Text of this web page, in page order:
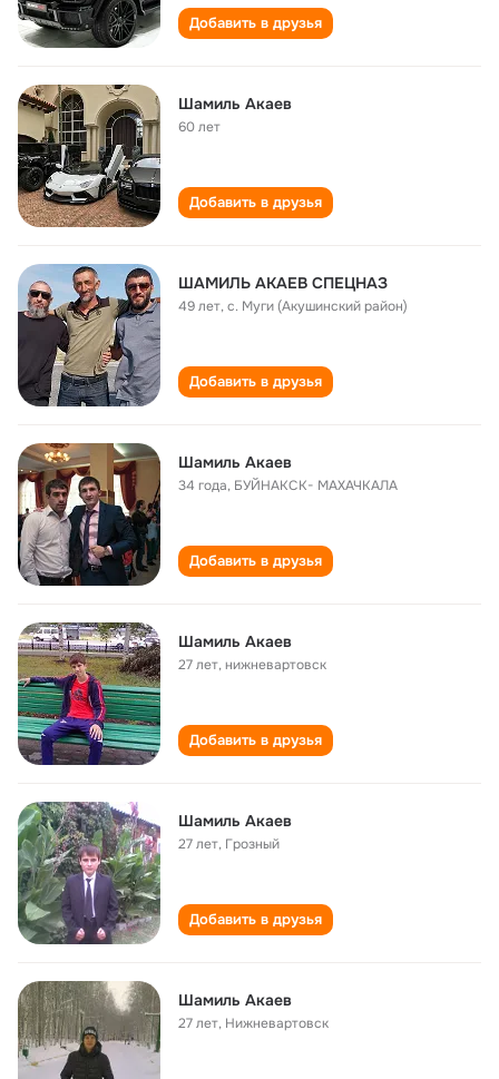
Добавить в друзья
Шамиль Акаев
60 лет
Добавить в друзья
ШАМИЛЬ АКАЕВ СПЕЦНАЗ
49 лет,с. Муги (Акушинский район)
Добавить в друзья
Шамиль Акаев
34 года, БУЙНАКСК- МАХАЧКАЛА
Добавить в друзья
Шамиль Акаев
27 лет,нижневартовск
Добавить в друзья
Шамиль Акаев
27 лет, Грозный
Добавить в друзья
Шамиль Акаев
27 лет, Нижневартовск